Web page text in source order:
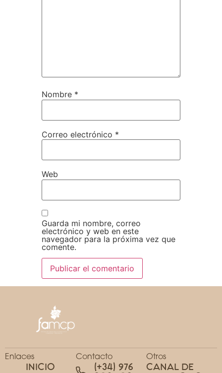
Nombre *
Correo electrónico *
Web
Guarda mi nombre, correo
electrónico y web en este
navegador para la próxima vez que
comente.
Enlaces
INICIO
Contacto
(+34) 976
Otros
CANAL DE